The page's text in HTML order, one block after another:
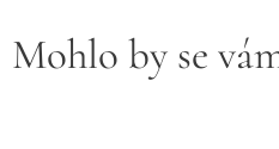
Mohlo by se